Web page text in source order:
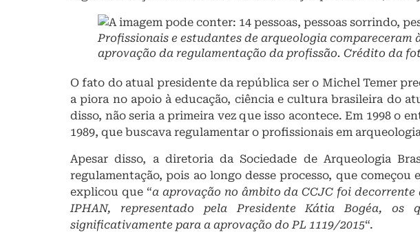
Profissionais e estudantes de arqueologia compareceram
aprovação da regulamentação da profissão. Crédito da
O fato do atual presidente da república ser o Michel Temer
a piora no apoio à educação, ciência e cultura brasileira do
disso, não seria a primeira vez que isso acontece. Em 1998 o
1989, que buscava regulamentar o profissionais em
Apesar disso, a diretoria da Sociedade de Arqueologia
regulamentação, pois ao longo desse processo, que
explicou que “a aprovação no âmbito da CCJC foi
IPHAN, representado pela Presidente Kátia Bogéa, os
significativamente para a aprovação do PL 1119/2015“.